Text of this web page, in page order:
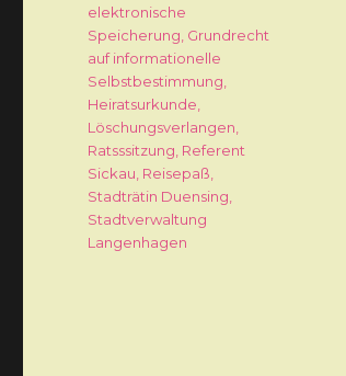
elektronische
Speicherung Grundrecht
auf informationelle
Selbstbestimmung
Heiratsurkunde
Löschungsverlangen
Ratsssitzung Referent
Sickau Reisepaß
Stadträtin Duensing
Stadtverwaltung
Langenhagen